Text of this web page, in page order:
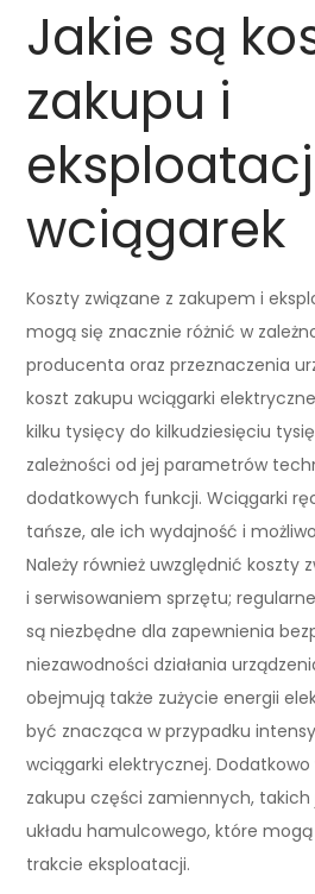
Jakie są
zakupu i
wciągarek
Koszty związane z zakupem i
mogą się znacznie różnić w
producenta oraz przeznaczenia
koszt zakupu wciągarki
kilku tysięcy do kilkudziesięciu
zależności od jej parametrów
dodatkowych funkcji. Wciągarki
tańsze, ale ich wydajność i
Należy również uwzględnić koszty
i serwisowaniem sprzętu;
są niezbędne dla zapewnienia
niezawodności działania
obejmują także zużycie energii
być znacząca w przypadku
wciągarki elektrycznej.
zakupu części zamiennych,
układu hamulcowego, które
trakcie eksploatacji.